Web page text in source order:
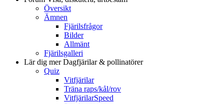
Översikt
Ämnen
Fjärilsfrågor
Bilder
Allmänt
Fjärilsgalleri
Lär dig merDagfjärilar & pollinatörer
Quiz
Vitfjärilar
Träna raps/kål/rov
VitfjärilarSpeed